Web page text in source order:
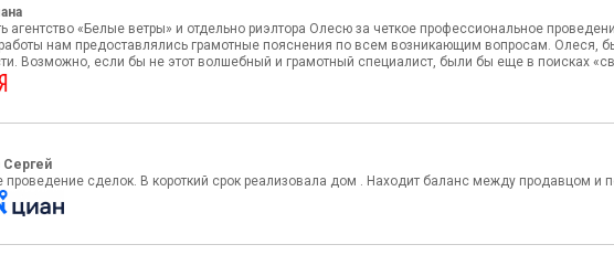
агентство «Белые ветры» и отдельно риэлтора Олесю за четкое профессиональное
нам предоставлялись грамотные пояснения по всем возникающим вопросам. Олеся,
Возможно, если бы не этот волшебный и грамотный специалист, были бы еще в поисках
Сергей
проведение сделок. В короткий срок реализовала дом . Находит баланс между продавцом и